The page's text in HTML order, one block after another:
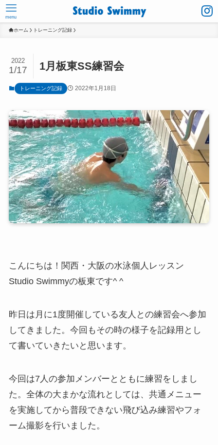
menu
ホーム トレーニング記録
1月板東SS練習会
2022
1/17
トレーニング記録 2022年1月18日
こんにちは！関西・大阪の水泳個人レッスン
Studio Swimmyの板東です^ ^
昨日は月に1度開催している友人との練習会へ参加
してきました。今回もその時の様子を記録用とし
て書いていきたいと思います。
今回は7人の参加メンバーとともに練習をしまし
た。全体の大まかな流れとしては、共通メニュー
を実施してから普段できない飛び込み練習やフォ
ーム撮影を行いました。